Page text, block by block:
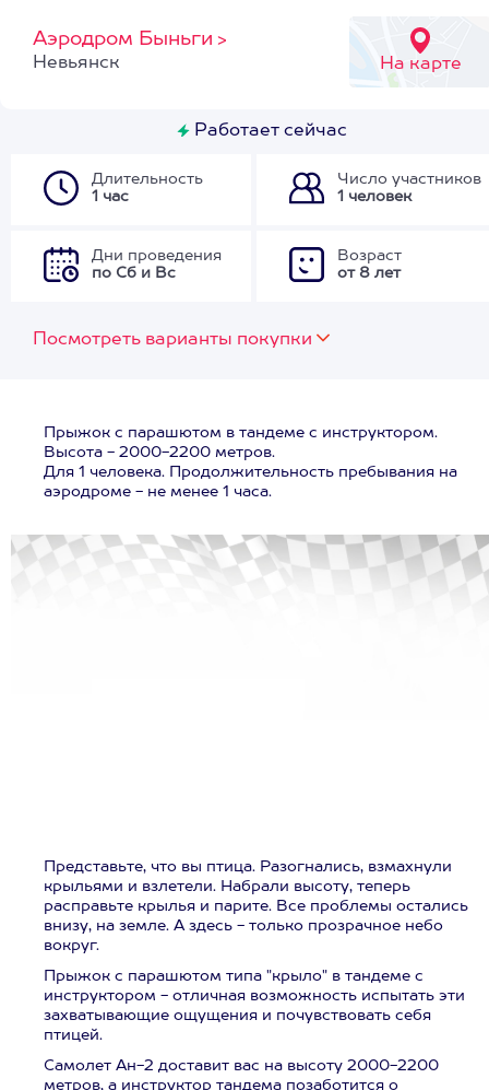
Аэродром Быньги >
На карте
Невьянск
Работает сейчас
Длительность
1 час
Число участников
1 человек
Дни проведения
по Сб и Вс
Возраст
от 8 лет
Посмотреть варианты покупки
Прыжок с парашютом в тандеме с инструктором.
Высота - 2000-2200 метров.
Для 1 человека. Продолжительность пребывания на
аэродроме - не менее 1 часа.
Представьте, что вы птица. Разогнались, взмахнули
крыльями и взлетели. Набрали высоту, теперь
расправьте крылья и парите. Все проблемы остались
внизу, на земле. А здесь - только прозрачное небо
вокруг.
Прыжок с парашютом типа "крыло" в тандеме с
инструктором - отличная возможность испытать эти
захватывающие ощущения и почувствовать себя
птицей.
Самолет Ан-2 доставит вас на высоту 2000-2200
метров, а инструктор тандема позаботится о